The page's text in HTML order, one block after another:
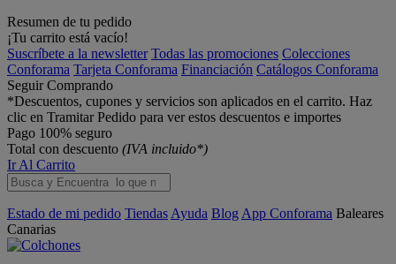
Resumen de tu pedido
¡Tu carrito está vacío!
Suscríbete a la newsletter Todas las promociones Colecciones
Conforama Tarjeta Conforama Financiación Catálogos Conforama
Seguir Comprando
*Descuentos, cupones y servicios son aplicados en el carrito. Haz
clic en Tramitar Pedido para ver estos descuentos e importes
Pago 100% seguro
Total con descuento (IVA incluido*)
Ir Al Carrito
Estado de mi pedido Tiendas Ayuda Blog App Conforama Baleares
Canarias